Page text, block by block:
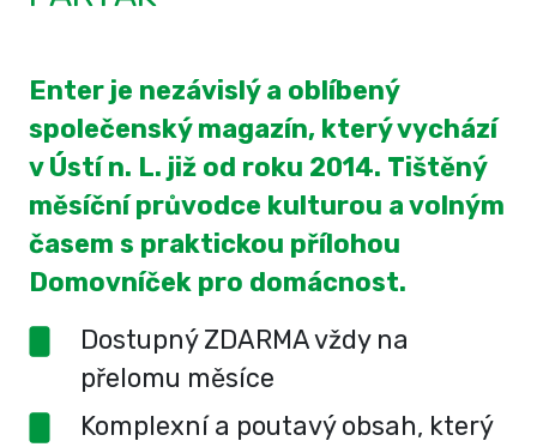
Enter je nezávislý a oblíbený
společenský magazín, který vychází
v Ústí n. L. již od roku 2014. Tištěný
měsíční průvodce kulturou a volným
časem s praktickou přílohou
Domovníček pro domácnost.
Dostupný ZDARMA vždy na
přelomu měsíce
Komplexní a poutavý obsah, který